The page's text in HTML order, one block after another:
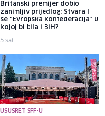
Britanski premijer dobio
zanimljiv prijedlog: Stvara li
se "Evropska konfederacija" u
kojoj bi bila i BiH?
5 sati
USUSRET SFF-U